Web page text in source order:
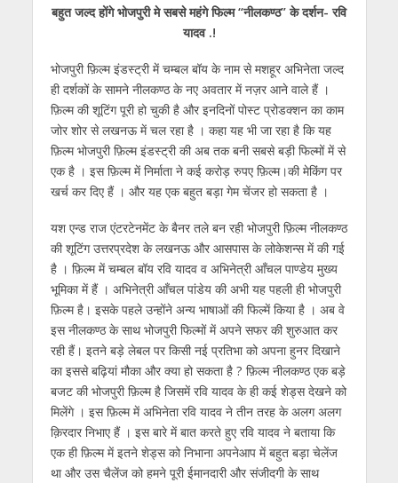
at
s
A
p
p
e
b
o
o
k
itt
er
e
gr
a
m
ss
n
g
er
k
dI
n
ai
l
ar
बहुत जल्द होंगे भोजपुरी मे सबसे महंगे फिल्म “नीलकण्ठ” के दर्शन- रवि
यादव .!
भोजपुरी फ़िल्म इंडस्ट्री में चम्बल बॉय के नाम से मशहूर अभिनेता जल्द
ही दर्शकों के सामने नीलकण्ठ के नए अवतार में नज़र आने वाले हैं ।
फ़िल्म की शूटिंग पूरी हो चुकी है और इनदिनों पोस्ट प्रोडक्शन का काम
जोर शोर से लखनऊ में चल रहा है । कहा यह भी जा रहा है कि यह
फ़िल्म भोजपुरी फ़िल्म इंडस्ट्री की अब तक बनी सबसे बड़ी फिल्मों में से
एक है । इस फ़िल्म में निर्माता ने कई करोड़ रुपए फ़िल्म।की मेकिंग पर
खर्च कर दिए हैं । और यह एक बहुत बड़ा गेम चेंजर हो सकता है ।
यश एन्ड राज एंटरटेनमेंट के बैनर तले बन रही भोजपुरी फ़िल्म नीलकण्ठ
की शूटिंग उत्तरप्रदेश के लखनऊ और आसपास के लोकेशन्स में की गई
है । फ़िल्म में चम्बल बॉय रवि यादव व अभिनेत्री आँचल पाण्डेय मुख्य
भूमिका में हैं । अभिनेत्री आँचल पांडेय की अभी यह पहली ही भोजपुरी
फ़िल्म है। इसके पहले उन्होंने अन्य भाषाओं की फिल्में किया है । अब वे
इस नीलकण्ठ के साथ भोजपुरी फिल्मों में अपने सफर की शुरुआत कर
रही हैं। इतने बड़े लेबल पर किसी नई प्रतिभा को अपना हुनर दिखाने
का इससे बढ़ियां मौका और क्या हो सकता है ? फ़िल्म नीलकण्ठ एक बड़े
बजट की भोजपुरी फ़िल्म है जिसमें रवि यादव के ही कई शेड्स देखने को
मिलेंगे । इस फ़िल्म में अभिनेता रवि यादव ने तीन तरह के अलग अलग
क़िरदार निभाए हैं । इस बारे में बात करते हुए रवि यादव ने बताया कि
एक ही फ़िल्म में इतने शेड्स को निभाना अपनेआप में बहुत बड़ा चेलेंज
था और उस चैलेंज को हमने पूरी ईमानदारी और संजीदगी के साथ